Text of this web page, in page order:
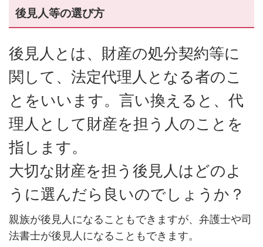
後見人等の選び方
後見人とは、財産の処分契約等に
関して、法定代理人となる者のこ
とをいいます。言い換えると、代
理人として財産を担う人のことを
指します。
大切な財産を担う後見人はどのよ
うに選んだら良いのでしょうか？
親族が後見人になることもできますが、弁護士や司
法書士が後見人になることもできます。